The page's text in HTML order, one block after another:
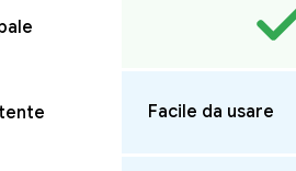
Facile da usare